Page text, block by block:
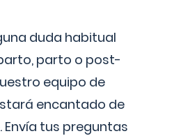
duda habitual
parto o post-
equipo de
encantado de
tus preguntas